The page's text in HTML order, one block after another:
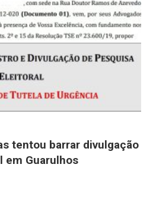
tentou barrar divulgação
em Guarulhos